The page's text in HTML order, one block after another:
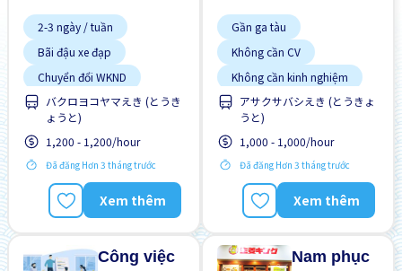
2-3 ngày / tuần
Bãi đậu xe đạp
Chuyển đổi WKND
Cơ hội thăng tiến
Gần ga tàu
Giao dịch đã thanh toán
Không cần kinh nghiệm
Lao động người nước
バクロヨコヤマえき (とうき
ょうと)
1,200 - 1,200/hour
Đã đăng Hơn 3 tháng trước
Xem thêm
Gần ga tàu
Không cần CV
Không cần kinh nghiệm
Nâng cao
アサクサバシえき (とうきょ
うと)
1,000 - 1,000/hour
Đã đăng Hơn 3 tháng trước
Xem thêm
Công việc
Nam phục